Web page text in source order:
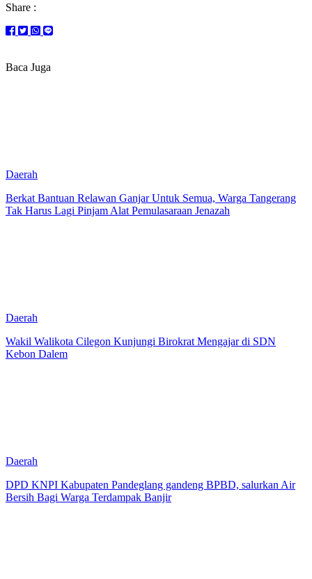
Share :
Baca Juga
Daerah
Berkat Bantuan Relawan Ganjar Untuk Semua, Warga Tangerang
Tak Harus Lagi Pinjam Alat Pemulasaraan Jenazah
Daerah
Wakil Walikota Cilegon Kunjungi Birokrat Mengajar di SDN
Kebon Dalem
Daerah
DPD KNPI Kabupaten Pandeglang gandeng BPBD, salurkan Air
Bersih Bagi Warga Terdampak Banjir